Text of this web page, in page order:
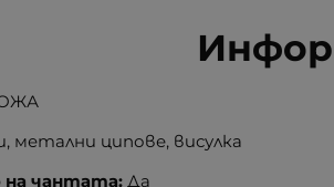
ципове, висулка
на чантата: Да